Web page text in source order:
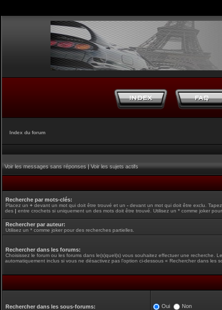
Index du forum
Voir les messages sans réponses|Voir les sujets actifs
Recherche par mots-clés:
Placez un + devant un mot qui doit être trouvé et un - devant un mot qui doit être exclu.
des | entre crochets si uniquement un des mots doit être trouvé. Utilisez un * comme joker
Rechercher par auteur:
Utilisez un * comme joker pour des recherches partielles.
Rechercher dans les forums:
Choisissez le forum ou les forums dans le(s)quel(s) vous souhaitez effectuer une recherche.
automatiquement inclus si vous ne désactivez pas l’option ci-dessous « Rechercher dans les
Rechercher dans les sous-forums: Oui Non